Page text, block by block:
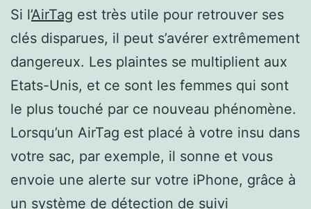
Si l’AirTag est très utile pour retrouver ses
clés disparues, il peut s’avérer extrêmement
dangereux. Les plaintes se multiplient aux
Etats-Unis, et ce sont les femmes qui sont
le plus touché par ce nouveau phénomène.
Lorsqu’un AirTag est placé à votre insu dans
votre sac, par exemple, il sonne et vous
envoie une alerte sur votre iPhone, grâce à
un système de détection de suivi